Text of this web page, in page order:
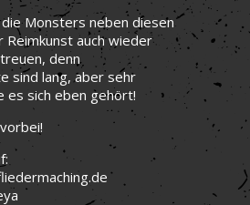
Monsters neben diesen
Reimkunst auch wieder
denn
sind lang, aber sehr
es sich eben gehört!